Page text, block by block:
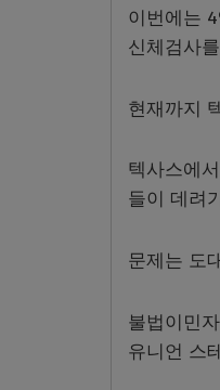
이번에는
신체검사
현재까지
텍사스에
들이 데려
문제는 도
불법이민
유니언 스